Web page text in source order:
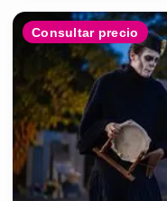
Consultar precio